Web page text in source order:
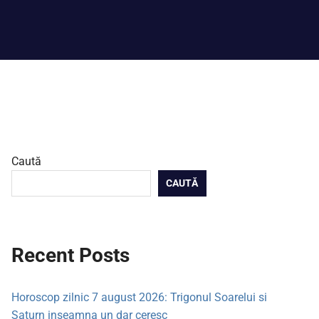
Caută
CAUTĂ
Recent Posts
Horoscop zilnic 7 august 2026: Trigonul Soarelui si
Saturn inseamna un dar ceresc